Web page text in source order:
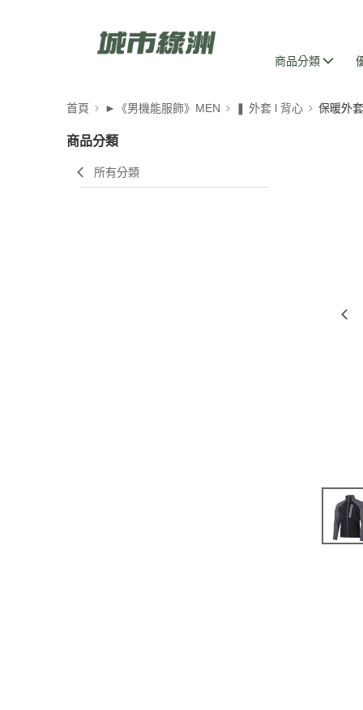
商品分類
首頁 ►《男機能服飾》MEN ❚ 外套 l 背心 保暖外
商品分類
所有分類